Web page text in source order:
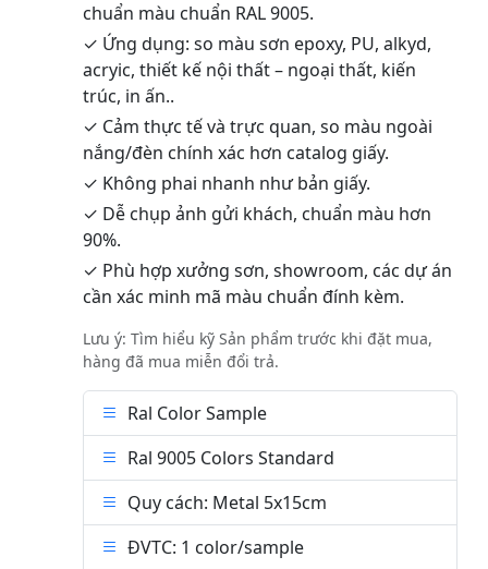
chuẩn màu chuẩn RAL 9005.
✓ Ứng dụng: so màu sơn epoxy, PU, alkyd,
acryic, thiết kế nội thất – ngoại thất, kiến
trúc, in ấn..
✓ Cảm thực tế và trực quan, so màu ngoài
nắng/đèn chính xác hơn catalog giấy.
✓ Không phai nhanh như bản giấy.
✓ Dễ chụp ảnh gửi khách, chuẩn màu hơn
90%.
✓ Phù hợp xưởng sơn, showroom, các dự án
cần xác minh mã màu chuẩn đính kèm.
Lưu ý: Tìm hiểu kỹ Sản phẩm trước khi đặt mua,
hàng đã mua miễn đổi trả.
Ral Color Sample
Ral 9005 Colors Standard
Quy cách: Metal 5x15cm
ĐVTC: 1 color/sample